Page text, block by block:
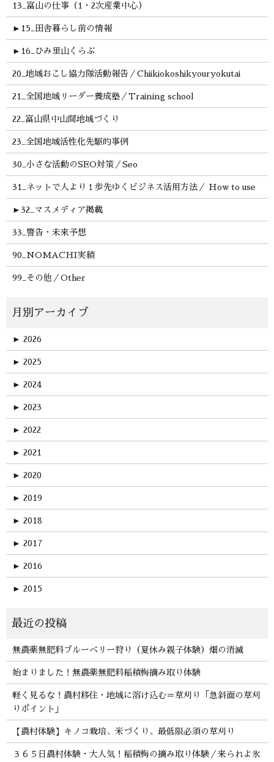
13_富山の仕事（1・2次産業中心）
► 15_田舎暮らし前の情報
► 16_ひみ里山くらぶ
20_地域おこし協力隊活動報告／Chiikiokoshikyouryokutai
21_全国地域リーダー養成塾／Training school
22_富山県中山間地域づくり
23_全国地域活性化先駆的事例
30_小さな活動のSEO対策／Seo
31_ネットで人より１歩先ゆくビジネス活用方法／ How to use
► 32_マスメディア掲載
33_警告・未来予想
90_NOMACHI実績
99_その他／Other
► 2026
► 2025
► 2024
► 2023
► 2022
► 2021
► 2020
► 2019
► 2018
► 2017
► 2016
► 2015
無農薬無肥料ブルーベリー狩り（夏休み親子体験）畑の消滅
始まりました！無農薬無肥料稲積梅摘み取り体験
軽く見るな！農村移住・地域に溶け込む＝草刈り「急斜面の草刈
りポイント」
【農村体験】キノコ栽培、米づくり、最低限必須の草刈り
３６５日農村体験・大人気！稲積梅の摘み取り体験／来られよ氷